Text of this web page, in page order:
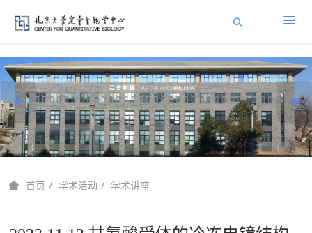
首页 学术活动 学术讲座